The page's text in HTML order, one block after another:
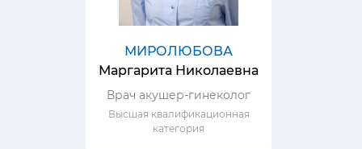
МИРОЛЮБОВА
Маргарита Николаевна
Врач акушер-гинеколог
Высшая квалификационная
категория